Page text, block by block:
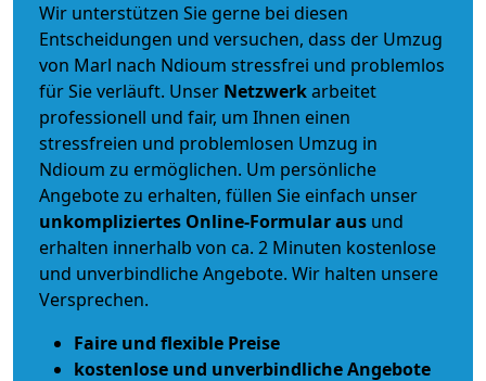
Wir unterstützen Sie gerne bei diesen
Entscheidungen und versuchen, dass der Umzug
von Marl nach Ndioum stressfrei und problemlos
für Sie verläuft. Unser Netzwerkarbeitet
professionell und fair, um Ihnen einen
stressfreien und problemlosen Umzug in
Ndioum zu ermöglichen. Um persönliche
Angebote zu erhalten, füllen Sie einfach unser
unkompliziertes Online-Formular aus und
erhalten innerhalb von ca. 2 Minuten kostenlose
und unverbindliche Angebote. Wir halten unsere
Versprechen.
Faire und flexible Preise
kostenlose und unverbindliche Angebote